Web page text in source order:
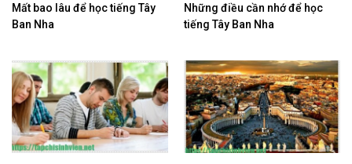
Mất bao lâu để học tiếng Tây
Ban Nha
Những điều cần nhớ để học
tiếng Tây Ban Nha